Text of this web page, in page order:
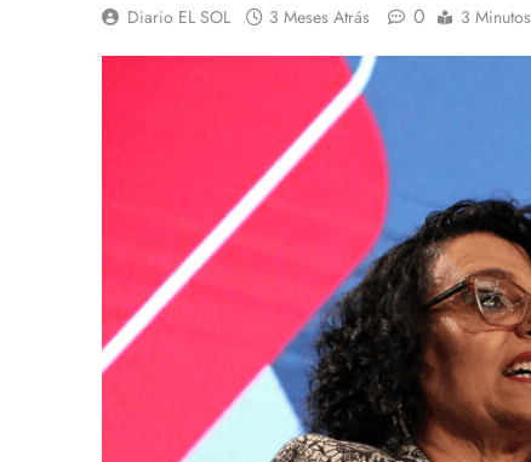
Diario EL SOL 3 Meses Atrás 0 3 Minutos